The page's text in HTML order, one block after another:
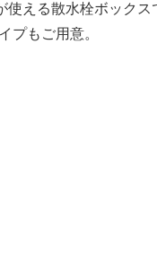
使える散水栓ボックス
プもご用意。